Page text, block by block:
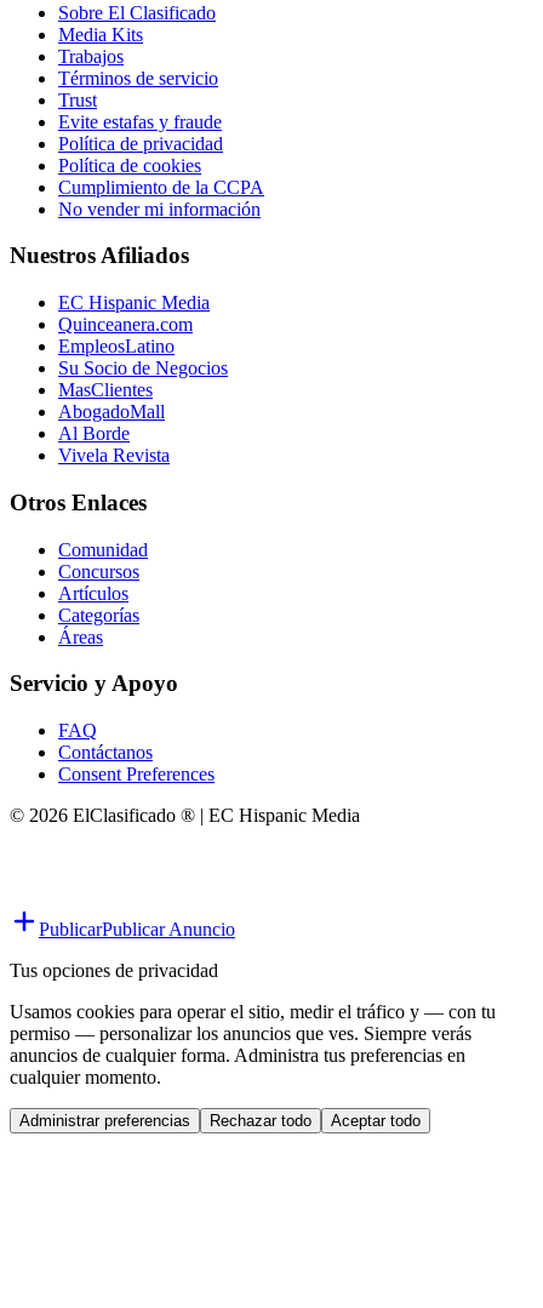
Sobre El Clasificado
Media Kits
Trabajos
Términos de servicio
Trust
Evite estafas y fraude
Política de privacidad
Política de cookies
Cumplimiento de la CCPA
No vender mi información
Nuestros Afiliados
EC Hispanic Media
Quinceanera.com
EmpleosLatino
Su Socio de Negocios
MasClientes
AbogadoMall
Al Borde
Vivela Revista
Otros Enlaces
Comunidad
Concursos
Artículos
Categorías
Áreas
Servicio y Apoyo
FAQ
Contáctanos
Consent Preferences
© 2026 ElClasificado ® | EC Hispanic Media
PublicarPublicar Anuncio
Tus opciones de privacidad
Usamos cookies para operar el sitio, medir el tráfico y — con tu
permiso — personalizar los anuncios que ves. Siempre verás
anuncios de cualquier forma. Administra tus preferencias en
cualquier momento.
Administrar preferencias Rechazar todo Aceptar todo